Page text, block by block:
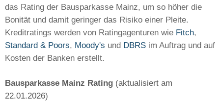
das Rating der Bausparkasse Mainz, um so höher die
Bonität und damit geringer das Risiko einer Pleite.
Kreditratings werden von Ratingagenturen wie Fitch,
Standard & Poors, Moody's und DBRS im Auftrag und auf
Kosten der Banken erstellt.
Bausparkasse Mainz Rating (aktualisiert am
22.01.2026)